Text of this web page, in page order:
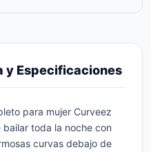
y Especificaciones
para mujer Curveez
toda la noche con
curvas debajo de